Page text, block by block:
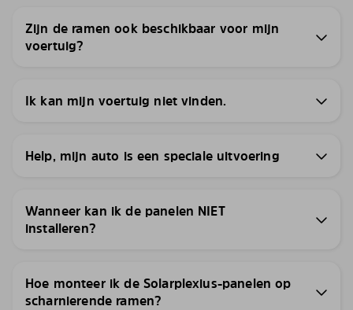
Zijn de ramen ook beschikbaar voor mijn
voertuig?
Ik kan mijn voertuig niet vinden.
Help, mijn auto is een speciale uitvoering
Wanneer kan ik de panelen NIET
installeren?
Hoe monteer ik de Solarplexius-panelen op
scharnierende ramen?